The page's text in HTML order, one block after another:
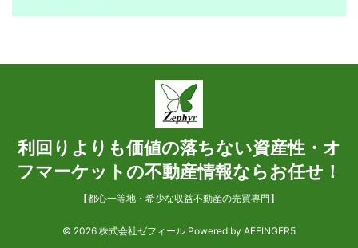
利回りよりも価値の落ちない資産性・オ
フマーケットの不動産情報ならお任せ！
【都心一等地・希少な収益不動産の売買専門】
© 2026 株式会社ゼフィール Powered by AFFINGER5